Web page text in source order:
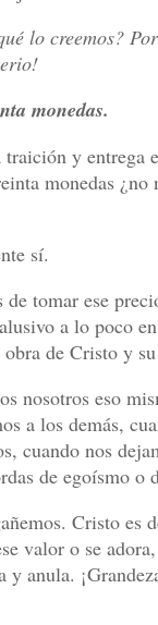
lo creemos?
monedas.
traición y entrega
monedas ¿no
sí.
de tomar ese
a lo poco
de Cristo y
nosotros eso
a los demás,
cuando nos
de egoísmo o
Cristo es
valor o se
y anula.